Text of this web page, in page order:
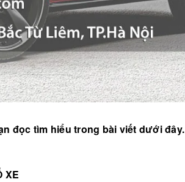
đọc tìm hiểu trong bài viết dưới đây.
XE